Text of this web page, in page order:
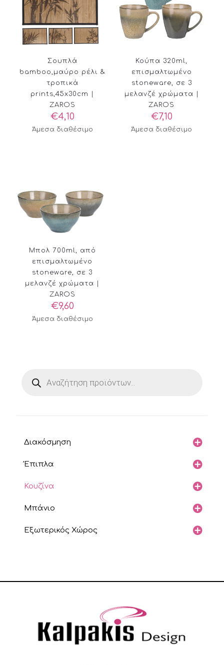
Σουπλά
bamboo,μαύρο ρέλι &
τροπικά
prints,45x30cm |
ZAROS
€4,10
Άμεσα διαθέσιμο
Κούπα 320ml,
επισμαλτωμένο
stoneware, σε 3
μελανζέ χρώματα |
ZAROS
€7,10
Άμεσα διαθέσιμο
Μπολ 700ml, από
επισμαλτωμένο
stoneware, σε 3
μελανζέ χρώματα |
ZAROS
€9,60
Άμεσα διαθέσιμο
search
Διακόσμηση
Έπιπλα
Κουζίνα
Μπάνιο
Εξωτερικός Χώρος